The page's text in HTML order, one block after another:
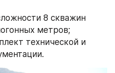
8 скважин
метров;
технической и